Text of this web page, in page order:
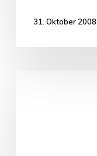
31. Oktober 2008